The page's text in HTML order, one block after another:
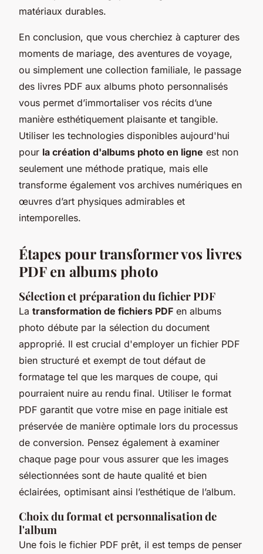
matériaux durables.
En conclusion, que vous cherchiez à capturer des
moments de mariage, des aventures de voyage,
ou simplement une collection familiale, le passage
des livres PDF aux albums photo personnalisés
vous permet d’immortaliser vos récits d’une
manière esthétiquement plaisante et tangible.
Utiliser les technologies disponibles aujourd'hui
pour la création d'albums photo en ligne est non
seulement une méthode pratique, mais elle
transforme également vos archives numériques en
œuvres d’art physiques admirables et
intemporelles.
Étapes pour transformer vos livres
PDF en albums photo
Sélection et préparation du fichier PDF
La transformation de fichiers PDF en albums
photo débute par la sélection du document
approprié. Il est crucial d'employer un fichier PDF
bien structuré et exempt de tout défaut de
formatage tel que les marques de coupe, qui
pourraient nuire au rendu final. Utiliser le format
PDF garantit que votre mise en page initiale est
préservée de manière optimale lors du processus
de conversion. Pensez également à examiner
chaque page pour vous assurer que les images
sélectionnées sont de haute qualité et bien
éclairées, optimisant ainsi l’esthétique de l’album.
Choix du format et personnalisation de
l'album
Une fois le fichier PDF prêt, il est temps de penser